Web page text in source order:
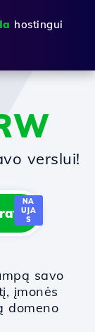
hostingui
verslui!
NA
UJA
S
savo
įmonės
domeno